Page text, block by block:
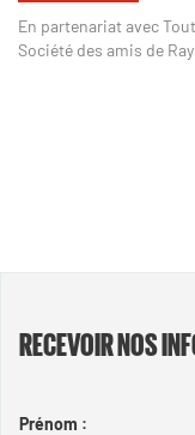
En partenariat avec
Société des amis de
RECEVOIR NOS
Prénom :